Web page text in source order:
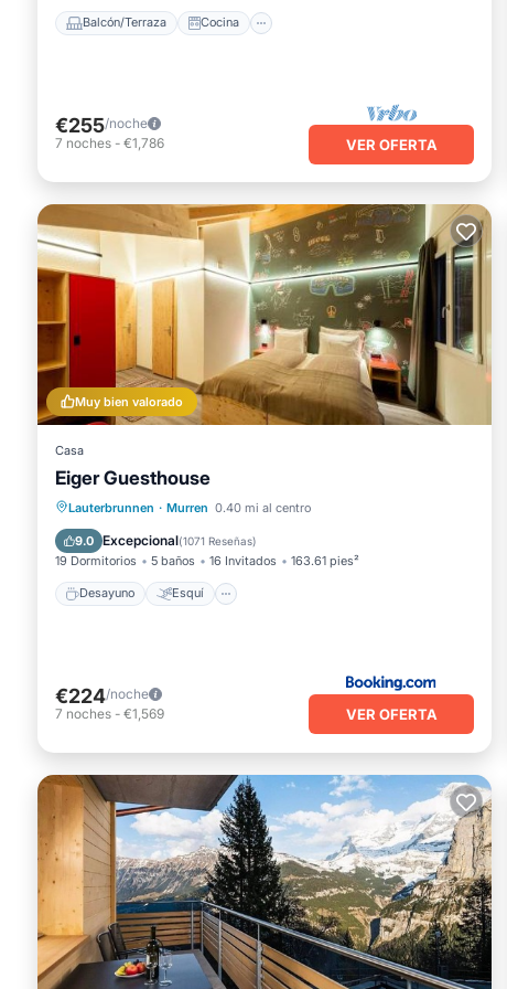
Balcón/Terraza Cocina
€255/noche
7 noches - €1,786 VER OFERTA
Muy bien valorado
Casa
Eiger Guesthouse
Lauterbrunnen · Murren 0.40 mi al centro
9.0 Excepcional(1071 Reseñas)
19 Dormitorios 5 baños 16 Invitados 163.61 pies²
Desayuno Esquí
Desayuno Esquí
Balcón/Terraza
Internet
€224/noche
7 noches - €1,569 VER OFERTA